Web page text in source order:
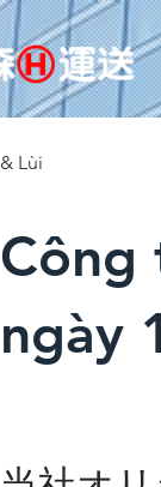
& Lùi
Công
ngày